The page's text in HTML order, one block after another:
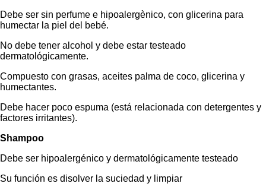
Debe ser sin perfume e hipoalergènico, con glicerina para
humectar la piel del bebé.
No debe tener alcohol y debe estar testeado
dermatológicamente.
Compuesto con grasas, aceites palma de coco, glicerina y
humectantes.
Debe hacer poco espuma (está relacionada con detergentes y
factores irritantes).
Shampoo
Debe ser hipoalergénico y dermatológicamente testeado
Su función es disolver la suciedad y limpiar